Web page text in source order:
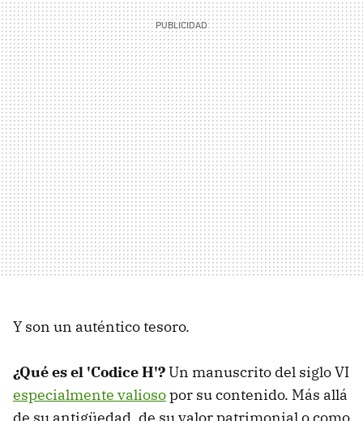
Y son un auténtico tesoro.
¿Qué es el 'Codice H'?Un manuscrito del siglo VI
especialmente valiosopor su contenido. Más allá